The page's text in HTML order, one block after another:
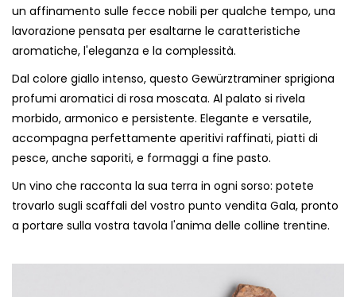
un affinamento sulle fecce nobili per qualche tempo, una
lavorazione pensata per esaltarne le caratteristiche
aromatiche, l'eleganza e la complessità.
Dal colore giallo intenso, questo Gewürztraminer sprigiona
profumi aromatici di rosa moscata. Al palato si rivela
morbido, armonico e persistente. Elegante e versatile,
accompagna perfettamente aperitivi raffinati, piatti di
pesce, anche saporiti, e formaggi a fine pasto.
Un vino che racconta la sua terra in ogni sorso: potete
trovarlo sugli scaffali del vostro punto vendita Gala, pronto
a portare sulla vostra tavola l'anima delle colline trentine.